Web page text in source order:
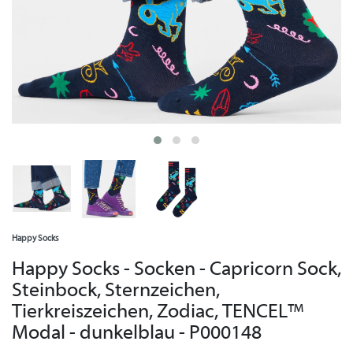
Happy Socks
Happy Socks - Socken - Capricorn Sock,
Steinbock, Sternzeichen,
Tierkreiszeichen, Zodiac, TENCEL™
Modal - dunkelblau - P000148